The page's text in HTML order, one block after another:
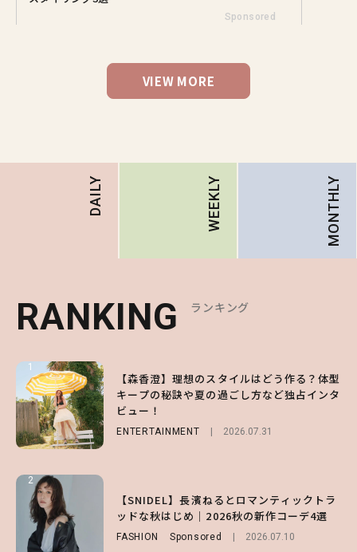
Sponsored
VIEW MORE
DAILY WEEKLY MONTHLY
RANKING ランキング
1
【森香澄】理想のスタイルはどう作る？体型
キープの秘訣や夏の過ごし方など独占インタ
ビュー！
ENTERTAINMENT 2026.07.31
2
【SNIDEL】長濱ねるとロマンティックトラ
ッドな秋はじめ｜2026秋の新作コーデ4選
FASHION Sponsored 2026.07.10
RANKING ランキング
1
【ハローキティ】がスシローと初コラボ♡
第1弾の気になるメニュー＆限定グッズを総
チェック！
LIFESTYLE 2026.07.31
2
【齋藤飛鳥】人生初のロブに！「意外としっ
くりくるし、すごく新鮮で心地いい」ヘアカ
ットの様子を独占でお届け♡
ENTERTAINMENT 2026.07.30
RANKING ランキング
1
【SNIDEL】長濱ねるとロマンティックトラ
ッドな秋はじめ｜2026秋の新作コーデ4選
2
【付録】総柄ハローキティが可愛すぎ♡ 紀
ノ国屋コラボの“優秀保冷バッグ”は夏の強
い味方！【オトナミューズ9月号増刊】